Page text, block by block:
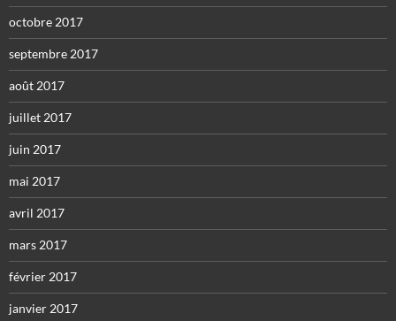
octobre 2017
septembre 2017
août 2017
juillet 2017
juin 2017
mai 2017
avril 2017
mars 2017
février 2017
janvier 2017